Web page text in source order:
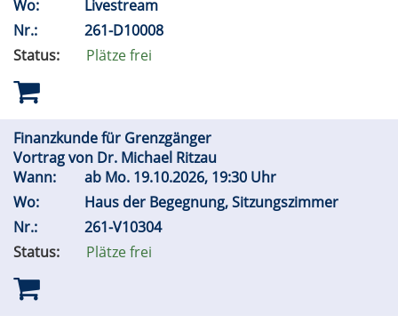
Wo:
Livestream
Nr.:
261-D10008
Status:
Plätze frei
Finanzkunde für Grenzgänger
Vortrag von Dr. Michael Ritzau
Wann:
ab Mo. 19.10.2026, 19:30 Uhr
Wo:
Haus der Begegnung, Sitzungszimmer
Nr.:
261-V10304
Status:
Plätze frei